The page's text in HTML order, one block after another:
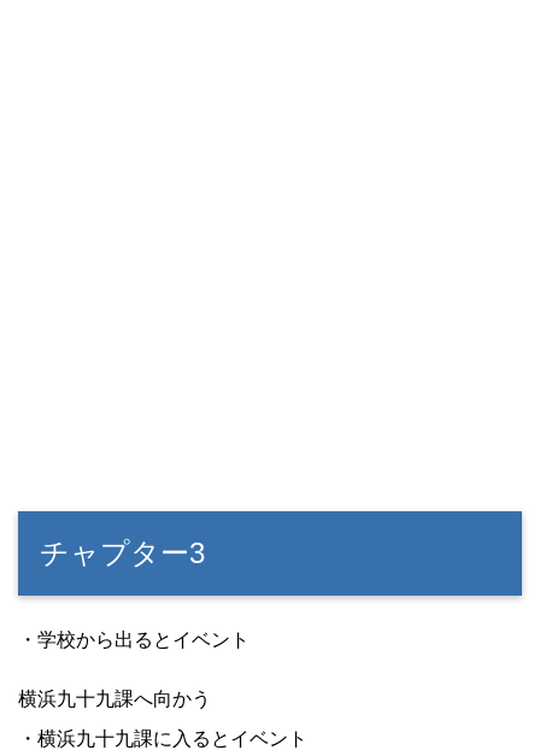
チャプター3
・学校から出るとイベント
横浜九十九課へ向かう
・横浜九十九課に入るとイベント